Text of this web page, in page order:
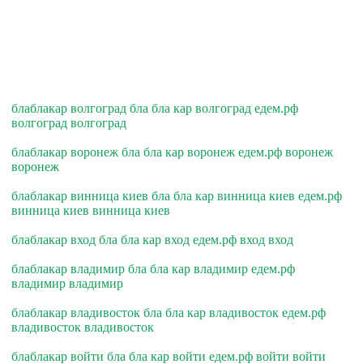
блаблакар волгоград бла бла кар волгоград едем.рф
волгоград волгоград
блаблакар воронеж бла бла кар воронеж едем.рф воронеж
воронеж
блаблакар винница киев бла бла кар винница киев едем.рф
винница киев винница киев
блаблакар вход бла бла кар вход едем.рф вход вход
блаблакар владимир бла бла кар владимир едем.рф
владимир владимир
блаблакар владивосток бла бла кар владивосток едем.рф
владивосток владивосток
блаблакар войти бла бла кар войти едем.рф войти войти